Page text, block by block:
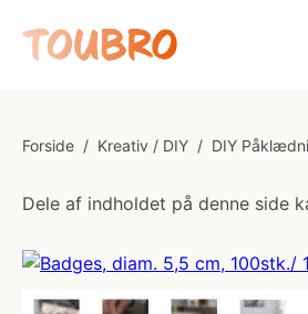
Forside / Kreativ / DIY / DIY
Dele af indholdet på denne side